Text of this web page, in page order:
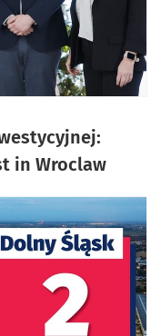
in Wroclaw